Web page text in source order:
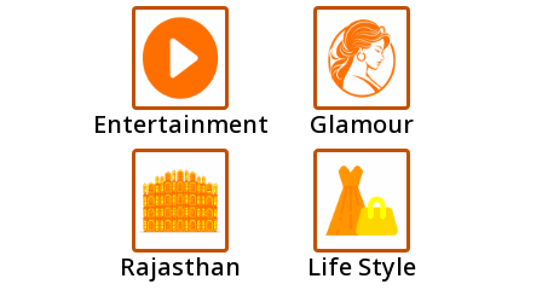
Entertainment Glamour
Rajasthan Life Style